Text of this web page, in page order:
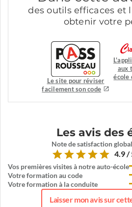
des outils efficaces et
obtenir votre
Le site pour réviser
facilement son code
aux
école
Les avis des
Note de satisfaction
4.9 /
Vos premières visites à notre auto-école
Votre formation au code
Votre formation à la conduite
Laisser mon avis sur